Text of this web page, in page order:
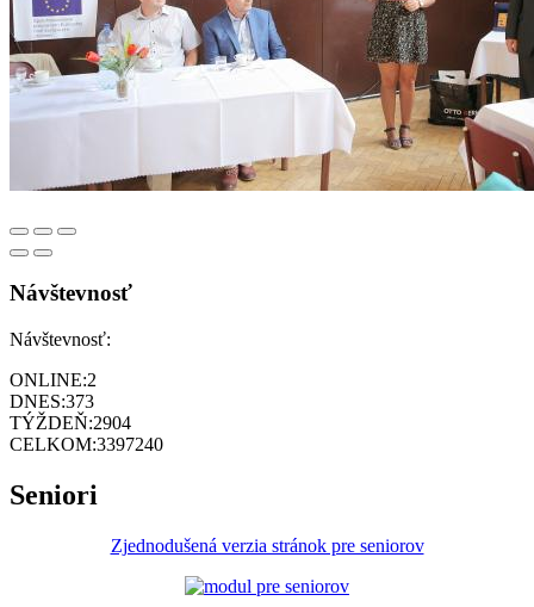
Návštevnosť
Návštevnosť:
ONLINE:2
DNES:373
TÝŽDEŇ:2904
CELKOM:3397240
Seniori
Zjednodušená verzia stránok pre seniorov